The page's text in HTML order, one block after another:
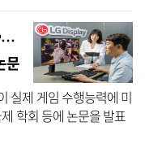
문
실제 게임 수행능력에 미
학회 등에 논문을 발표
문 ‘주사율이 FPS 게임